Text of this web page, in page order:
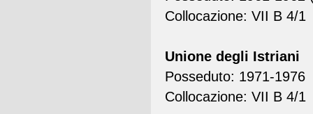
Collocazione: VII B 4/1
Unione degli Istriani
Posseduto: 1971-1976
Collocazione: VII B 4/1